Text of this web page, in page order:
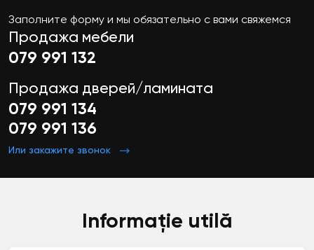
Заполните форму и мы обязательно с вами свяжемся
Продажа мебели
079 991 132
Продажа дверей/ламината
079 991 134
079 991 136
Или закажите звонок
Informație utilă